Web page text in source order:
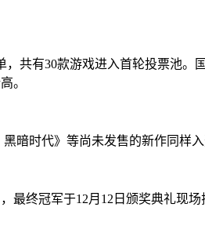
，共有30款游戏进入首轮投票池
。
暗时代》等尚未发售的新作同样入
最终冠军于12月12日颁奖典礼